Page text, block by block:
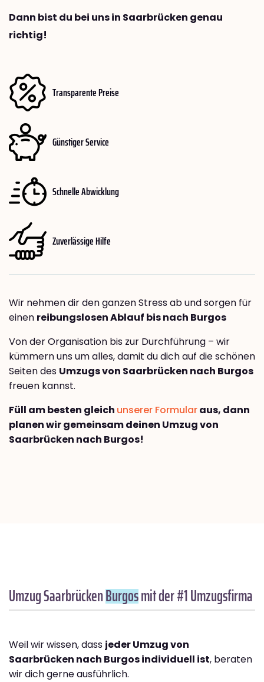
Dann bist du bei uns in Saarbrücken genau
richtig!
Transparente Preise
Günstiger Service
Schnelle Abwicklung
Zuverlässige Hilfe
Wir nehmen dir den ganzen Stress ab und sorgen für
einen reibungslosen Ablauf bis nach Burgos
Von der Organisation bis zur Durchführung – wir
kümmern uns um alles, damit du dich auf die schönen
Seiten des Umzugs von Saarbrücken nach Burgos
freuen kannst.
Füll am besten gleich unserer Formularaus, dann
planen wir gemeinsam deinen Umzug von
Saarbrücken nach Burgos!
Umzug SaarbrückenBurgosmit der #1 Umzugsfirma
Weil wir wissen, dass jeder Umzug von
Saarbrücken nach Burgos individuell ist, beraten
wir dich gerne ausführlich.